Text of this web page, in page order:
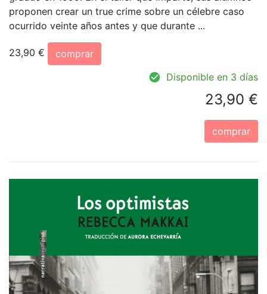
proponen crear un true crime sobre un célebre caso
ocurrido veinte años antes y que durante ...
23,90 €
comprar
Disponible en 3 días
23,90 €
comprar